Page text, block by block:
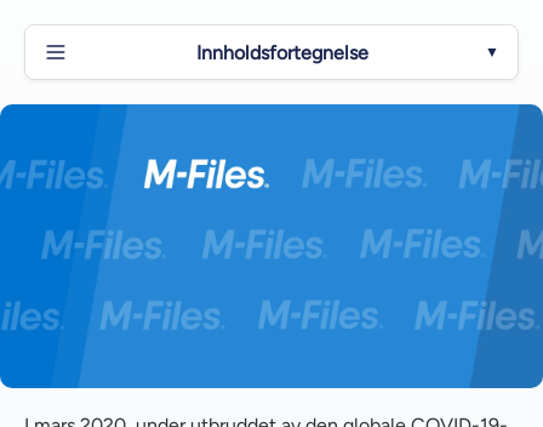
Innholdsfortegnelse ▼
Et dedikert arbeidsområde er av største betydning
Informasjonshåndtering er en nødvendighet, nå mer
enn noensinne
Kommunikasjon er og vil alltid være konge
Slå deg løs fra 9-til-5